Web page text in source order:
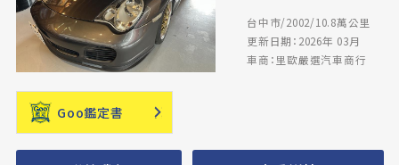
台中市/2002/10.8萬公里
更新日期：2026年 03月
車商：里歐嚴選汽車商行
Goo鑑定書